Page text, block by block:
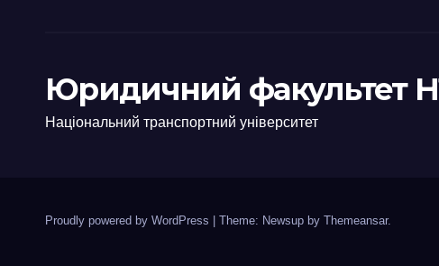
Юридичний факультет
Національний транспортний університет
Proudly powered by WordPress Theme: Newsup by Themeansar.